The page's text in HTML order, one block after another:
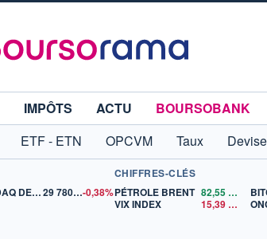
IMPÔTS ACTU
BOURSOBANK
ETF - ETN OPCVM Taux
NASDAQ DEC26 29 780,50-0,38%
CHIFFRES-CLÉS
PÉTROLE BRENT 82,55
VIX INDEX
15,39